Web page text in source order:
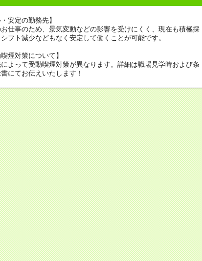
・安定の勤務先】
仕事のため、景気変動などの影響を受けにくく、現在も積極採
フト減少などもなく安定して働くことが可能です。
喫煙対策について】
よって受動喫煙対策が異なります。詳細は職場見学時および条
にてお伝えいたします！